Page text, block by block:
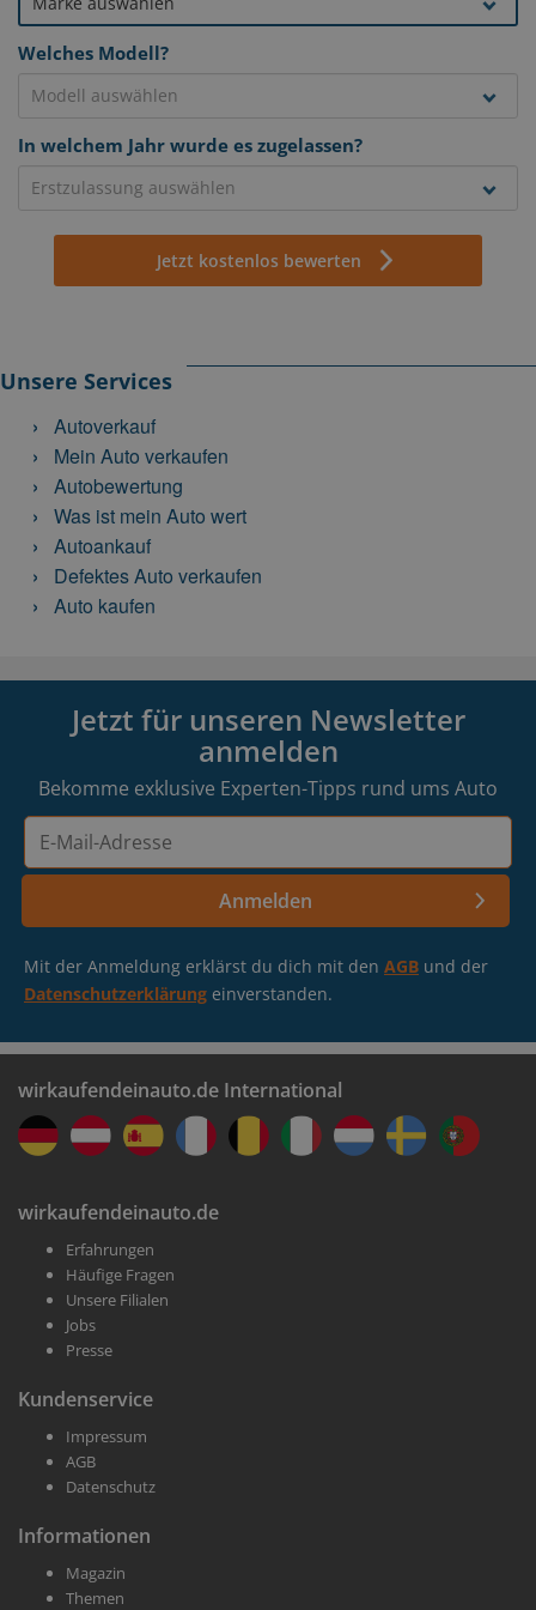
Welches Modell?
In welchem Jahr wurde es zugelassen?
Jetzt kostenlos bewerten
Unsere Services
Autoverkauf
Mein Auto verkaufen
Autobewertung
Was ist mein Auto wert
Autoankauf
Defektes Auto verkaufen
Auto kaufen
Jetzt für unseren Newsletter
anmelden
Bekomme exklusive Experten-Tipps rund ums Auto
Adresse
Anmelden
Mit der Anmeldung erklärst du dich mit den AGB und der
Datenschutzerklärung einverstanden.
wirkaufendeinauto.de International
wirkaufendeinauto.de
Erfahrungen
Häufige Fragen
Unsere Filialen
Jobs
Presse
Kundenservice
Impressum
AGB
Datenschutz
Informationen
Magazin
Themen